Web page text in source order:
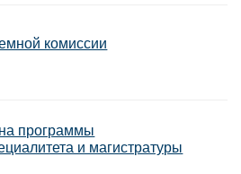
комиссии
программы
и магистратуры